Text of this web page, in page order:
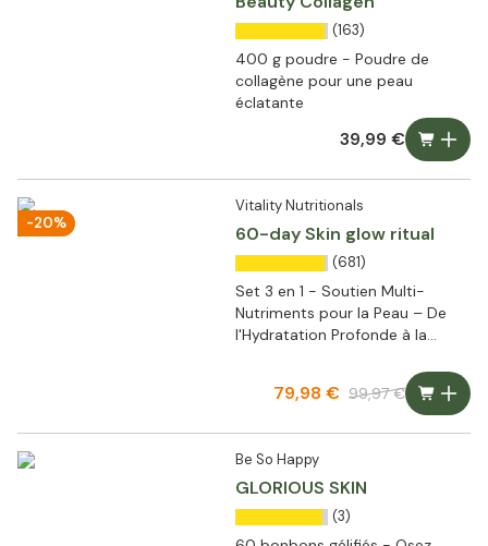
(163)
400 g poudre - Poudre de
collagène pour une peau
éclatante
39,99 €
-20%
Vitality Nutritionals
60-day Skin glow ritual
(681)
Set 3 en 1 - Soutien Multi-
Nutriments pour la Peau – De
l'Hydratation Profonde à la
79,98 € 99,97 €
Be So Happy
GLORIOUS SKIN
(3)